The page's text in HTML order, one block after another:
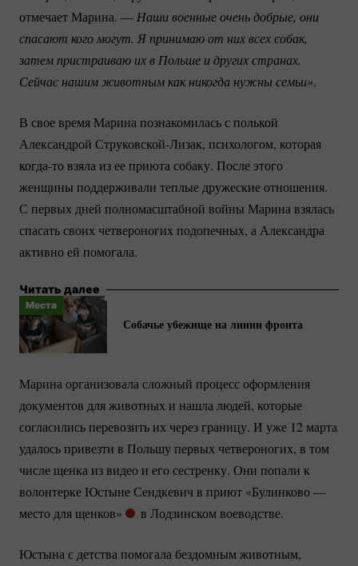
отмечает Марина. —Наши военные очень добрые, они
спасают кого могут. Я принимаю от них всех собак,
затем пристраиваю их в Польше и других странах.
Сейчас нашим животным как никогда нужны семьи».
В свое время Марина познакомилась с полькой
Александрой Струковской-Лизак, психологом, которая
когда-товзяла из ее приюта собаку. После этого
женщины поддерживали теплые дружеские отношения.
С первых дней полномасштабной войны Марина взялась
спасать своих четвероногих подопечных, а Александра
активно ей помогала.
Читать далее
Места
Собачье убежище на линии фронта
Марина организовала сложный процесс оформления
документов для животных и нашла людей, которые
согласились перевозить их через границу. И уже 12 марта
удалось привезти в Польшу первых четвероногих, в том
числе щенка из видео и его сестренку. Они попали к
волонтерке Юстыне Сендкевич в приют «Булинково —
место для щенков»
в Лодзинском воеводстве.
Юстына с детства помогала бездомным животным,